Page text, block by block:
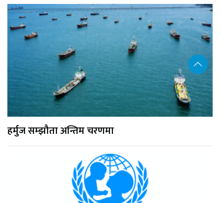
हर्मुज सम्झौता अन्तिम चरणमा